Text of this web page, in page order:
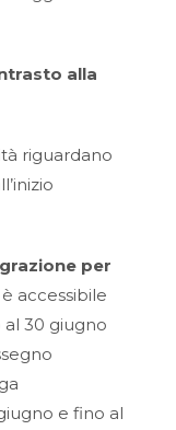
alla
riguardano
per
accessibile
al 30 giugno
e fino al